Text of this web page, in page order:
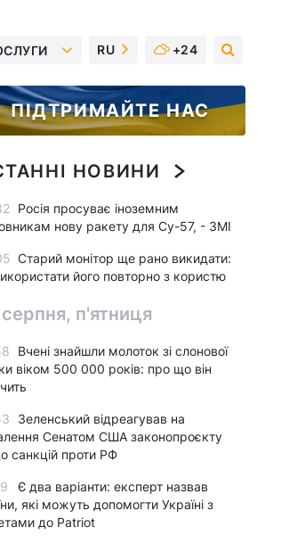
RU +24
ПІДТРИМАЙТЕ НАС
НОВИНИ
Росія просуває іноземним
нову ракету для Су-57, - ЗМІ
Старий монітор ще рано викидати:
його повторно з користю
п'ятниця
Вчені знайшли молоток зі слонової
віком 500 000 років: про що він
Зеленський відреагував на
Сенатом США законопроєкту
санкцій проти РФ
Є два варіанти: експерт назвав
які можуть допомогти Україні з
до Patriot